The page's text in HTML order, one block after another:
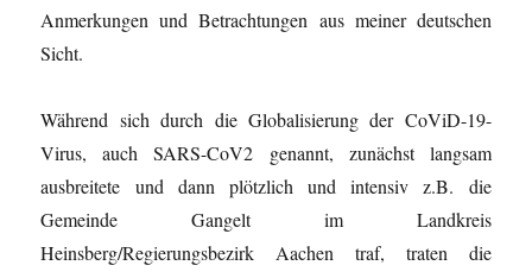
Anmerkungen und Betrachtungen aus meiner deutschen
Sicht.
Während sich durch die Globalisierung der CoViD-19-
Virus, auch SARS-CoV2 genannt, zunächst langsam
ausbreitete und dann plötzlich und intensiv z.B. die
Gemeinde Gangelt im Landkreis
Heinsberg/Regierungsbezirk Aachen traf, traten die